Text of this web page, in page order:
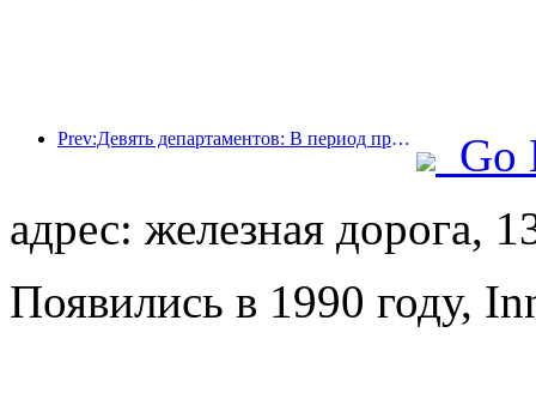
Prev:Девять департаментов: В период празднования Весеннего фестиваля сетевые отели и бутик-отели будут предлагать льготные условия.
Go
адрес: железная дорога,
Появились в 1990 году,